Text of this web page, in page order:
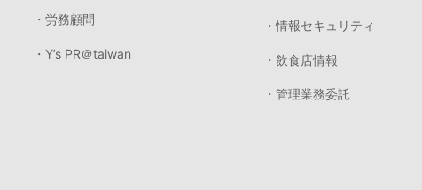
・労務顧問
・Y’s PR＠taiwan
・情報セキュリティ
・飲食店情報
・管理業務委託